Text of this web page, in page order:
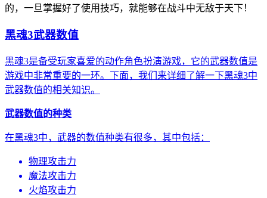
的，一旦掌握好了使用技巧，就能够在战斗中无敌于天下！
黑魂3武器数值
黑魂3是备受玩家喜爱的动作角色扮演游戏，它的武器数值是
游戏中非常重要的一环。下面，我们来详细了解一下黑魂3中
武器数值的相关知识。
武器数值的种类
在黑魂3中，武器的数值种类有很多，其中包括：
物理攻击力
魔法攻击力
火焰攻击力